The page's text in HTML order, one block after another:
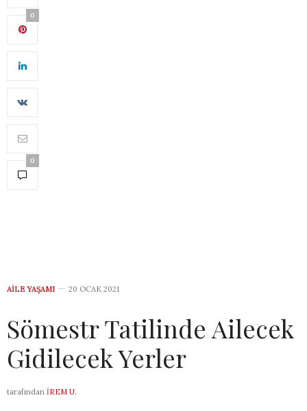
0
0
AILE YAŞAMI 20 OCAK 2021
Sömestr Tatilinde Ailecek
Gidilecek Yerler
tarafından İREM U.